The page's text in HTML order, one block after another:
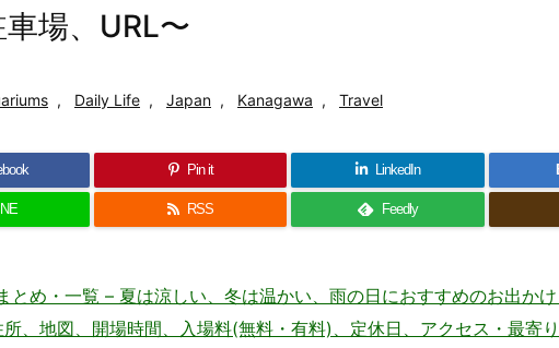
場、URL〜
, Daily Life , Japan , Kanagawa , Travel
Pin it LinkedIn
RSS Feedly
とめ・一覧 – 夏は涼しい、冬は温かい、雨の日におすすめのお出か
、地図、開場時間、入場料(無料・有料)、定休日、アクセス・最寄